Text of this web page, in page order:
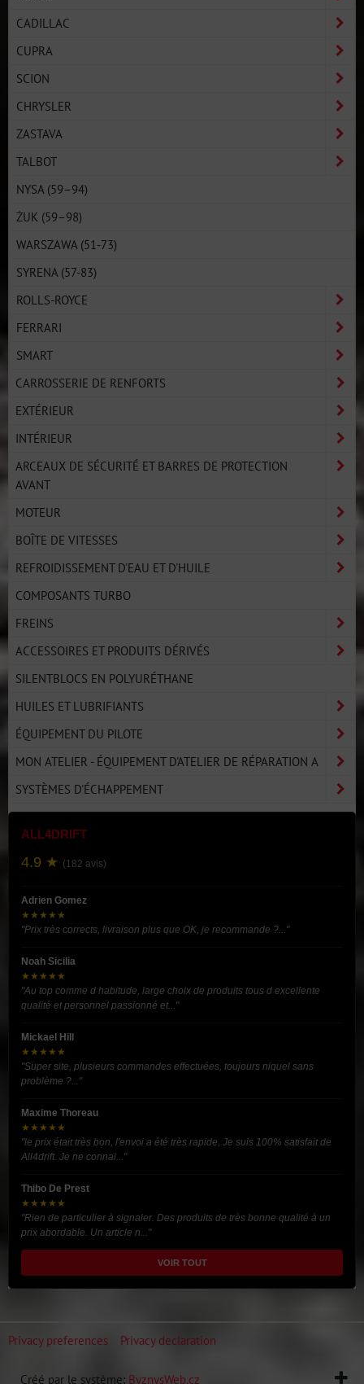
CADILLAC
CUPRA
SCION
CHRYSLER
ZASTAVA
TALBOT
NYSA (59–94)
ŻUK (59–98)
WARSZAWA (51-73)
SYRENA (57-83)
ROLLS-ROYCE
FERRARI
SMART
CARROSSERIE DE RENFORTS
EXTÉRIEUR
INTÉRIEUR
ARCEAUX DE SÉCURITÉ ET BARRES DE PROTECTION
AVANT
MOTEUR
BOÎTE DE VITESSES
REFROIDISSEMENT D'EAU ET D'HUILE
COMPOSANTS TURBO
FREINS
ACCESSOIRES ET PRODUITS DÉRIVÉS
SILENTBLOCS EN POLYURÉTHANE
HUILES ET LUBRIFIANTS
ÉQUIPEMENT DU PILOTE
MON ATELIER - ÉQUIPEMENT D'ATELIER DE RÉPARATION A
SYSTÈMES D'ÉCHAPPEMENT
ALL4DRIFT
4.9 ★ (182 avis)
Adrien Gomez
★★★★★
"Prix très corrects, livraison plus que OK, je recommande ?..."
Noah Sicilia
★★★★★
"Au top comme d habitude, large choix de produits tous d excellente
qualité et personnel passionné et..."
Mickael Hill
★★★★★
"Super site, plusieurs commandes effectuées, toujours niquel sans
problème ?..."
Maxime Thoreau
★★★★★
"le prix était très bon, l'envoi a été très rapide. Je suis 100% satisfait de
All4drift. Je ne connai..."
Thibo De Prest
★★★★★
"Rien de particulier à signaler. Des produits de très bonne qualité à un
prix abordable. Un article n..."
VOIR TOUT
Privacy preferences Privacy declaration
Créé par le système: ByznysWeb.cz